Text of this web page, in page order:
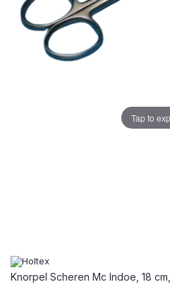
Knorpel Scheren Mc Indoe, 18
Tap to